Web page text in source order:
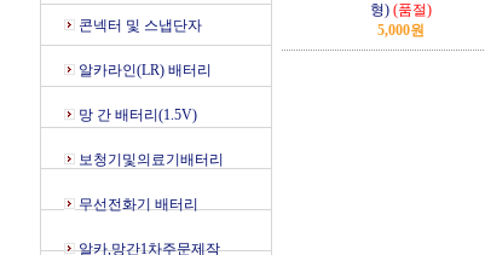
콘넥터 및 스냅단자
알카라인(LR) 배터리
망 간 배터리(1.5V)
보청기및의료기배터리
무선전화기 배터리
알카,망간1차주문제작
형) (품절)
5,000원